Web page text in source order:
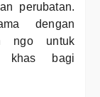
perubatan.
dengan
ngo untuk
khas bagi